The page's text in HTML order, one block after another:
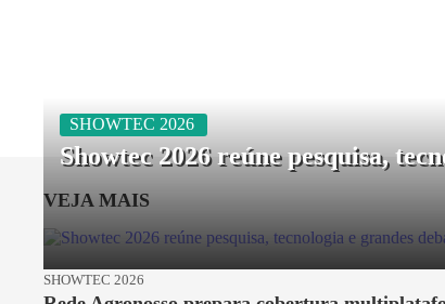
VEJA MAIS
SHOWTEC 2026
Showtec 2026 reúne pesquisa,
SHOWTEC 2026